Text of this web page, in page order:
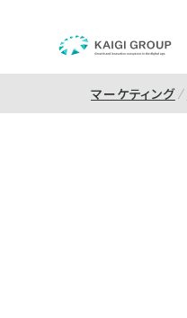
マーケティング